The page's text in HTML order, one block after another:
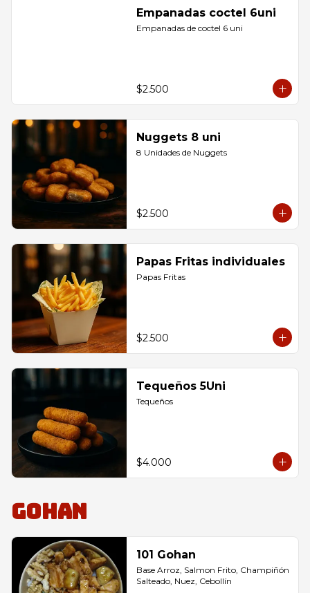
Empanadas coctel 6uni
Empanadas de coctel 6 uni
$2.500
Nuggets 8 uni
8 Unidades de Nuggets
$2.500
Papas Fritas individuales
Papas Fritas
$2.500
Tequeños 5Uni
Tequeños
$4.000
Gohan
101 Gohan
Base Arroz, Salmon Frito, Champiñón
Salteado, Nuez, Cebollín